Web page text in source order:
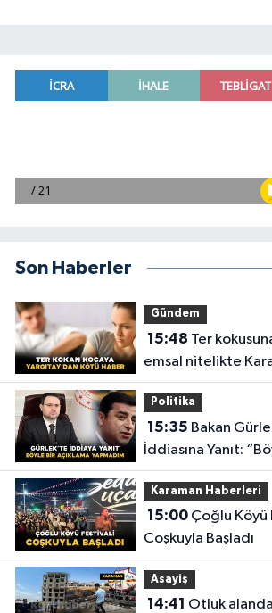
Son Haberler
Gündem
15:48
emsal nitelikte
Politika
15:35
İddiasına Yanıt:
Yapmadım”
Karaman Haberleri
15:00Çoğlu Köyü Festivali
Coşkuyla Başladı
Asayiş
14:41